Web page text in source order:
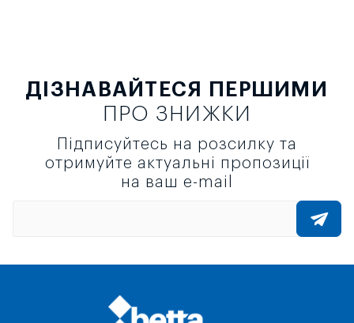
ДІЗНАВАЙТЕСЯ ПЕРШИМИ
ПРО ЗНИЖКИ
Підписуйтесь на розсилку та
отримуйте актуальні пропозиції
на ваш e-mail